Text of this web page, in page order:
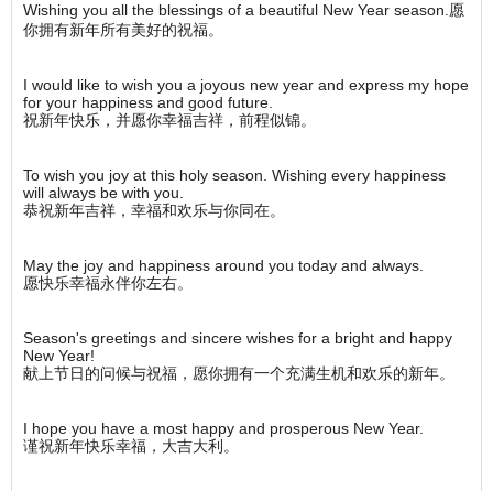
Wishing you all the blessings of a beautiful New Year season.愿
你拥有新年所有美好的祝福。
I would like to wish you a joyous new year and express my hope
for your happiness and good future.
祝新年快乐，并愿你幸福吉祥，前程似锦。
To wish you joy at this holy season. Wishing every happiness
will always be with you.
恭祝新年吉祥，幸福和欢乐与你同在。
May the joy and happiness around you today and always.
愿快乐幸福永伴你左右。
Season's greetings and sincere wishes for a bright and happy
New Year!
献上节日的问候与祝福，愿你拥有一个充满生机和欢乐的新年。
I hope you have a most happy and prosperous New Year.
谨祝新年快乐幸福，大吉大利。